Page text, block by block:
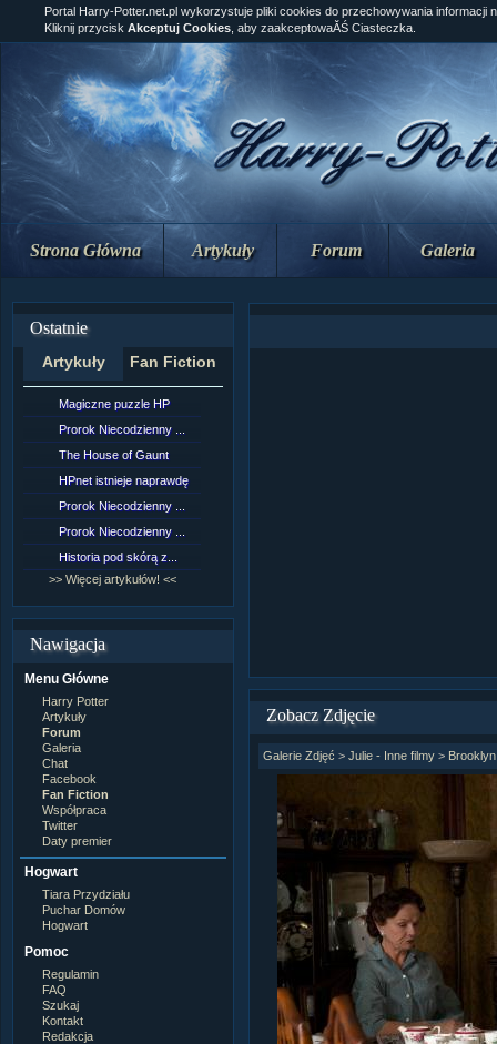
Strona Główna Artykuły Forum Galeria
Ostatnie
Artykuły Fan Fiction
Magiczne puzzle HP
Prorok Niecodzienny ...
The House of Gaunt
HPnet istnieje naprawdę
Prorok Niecodzienny ...
Prorok Niecodzienny ...
Historia pod skórą z...
>> Więcej artykułów! <<
Nawigacja
Menu Główne
Harry Potter
Artykuły
Forum
Galeria
Chat
Facebook
Fan Fiction
Współpraca
Twitter
Daty premier
Hogwart
Tiara Przydziału
Puchar Domów
Hogwart
Pomoc
Regulamin
FAQ
Szukaj
Kontakt
Redakcja
Portal Harry-Potter.net.pl wykorzystuje pliki cookies do przechowywania informacji
Kliknij przycisk Akceptuj Cookies , aby zaakceptowaĂŚ Ciasteczka.
Zobacz Zdjęcie
Galerie Zdjęć > Julie - Inne filmy> Brooklyn